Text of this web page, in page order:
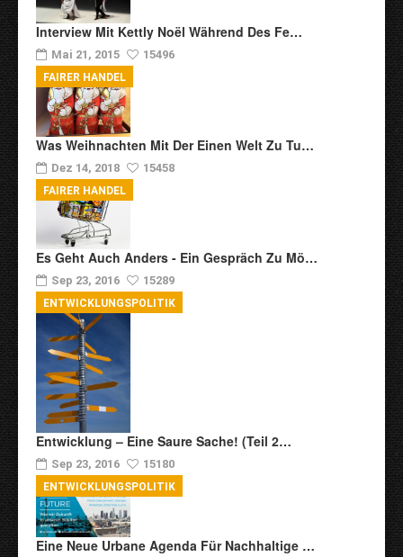
Interview Mit Kettly Noël Während Des Fe…
Mai 21, 2015 15496
Was Weihnachten Mit Der Einen Welt Zu Tu…
Dez 14, 2018 15458
FAIRER HANDEL
Es Geht Auch Anders - Ein Gespräch Zu Mö…
Sep 23, 2016 15289
FAIRER HANDEL
Entwicklung – Eine Saure Sache! (Teil 2…
Sep 23, 2016 15180
ENTWICKLUNGSPOLITIK
Eine Neue Urbane Agenda Für Nachhaltige …
ENTWICKLUNGSPOLITIK